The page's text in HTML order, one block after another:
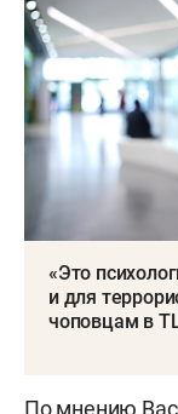
«Это
и для
чоповцам в